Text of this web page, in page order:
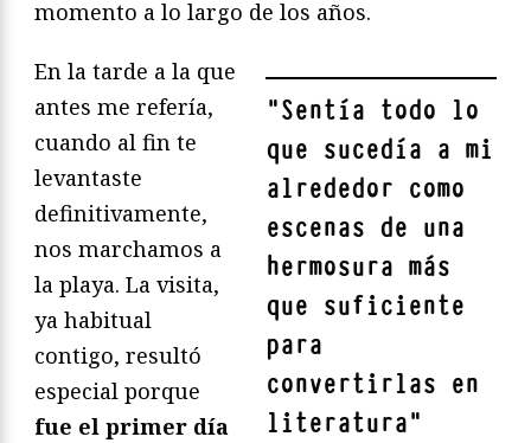
momento a lo largo de los años.
"Sentía todo lo
que sucedía a mi
alrededor como
escenas de una
hermosura más
que suficiente
para
convertirlas en
literatura"
En la tarde a la que
antes me refería,
cuando al fin te
levantaste
definitivamente,
nos marchamos a
la playa. La visita,
ya habitual
contigo, resultó
especial porque
fue el primer día